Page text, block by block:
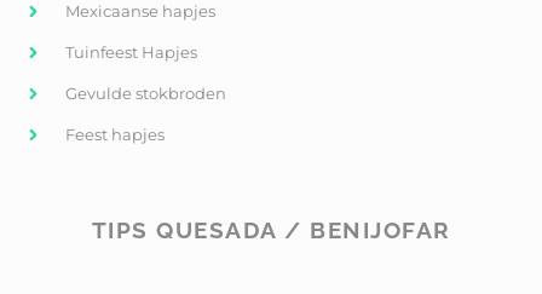
Mexicaanse hapjes
Tuinfeest Hapjes
Gevulde stokbroden
Feest hapjes
TIPS QUESADA / BENIJOFAR